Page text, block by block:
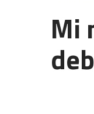
Mi